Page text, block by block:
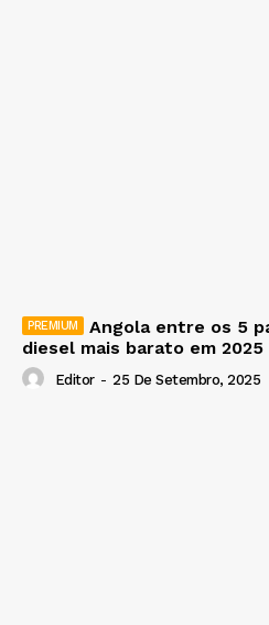
Angola entre os 5
diesel mais barato em 2025
Editor - 25 De Setembro, 2025